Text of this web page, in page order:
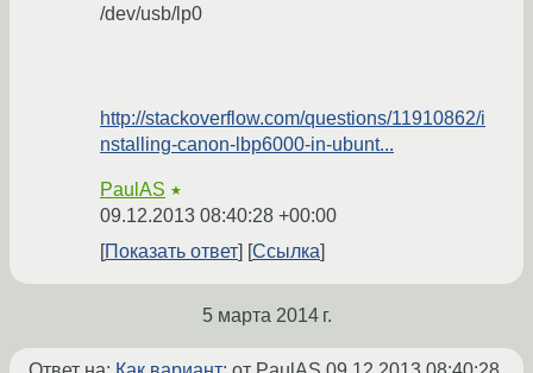
/dev/usb/lp0
http://stackoverflow.com/questions/11910862/i
nstalling-canon-lbp6000-in-ubunt...
PaulAS ★
09.12.2013 08:40:28 +00:00
Показать ответ
Ссылка
5 марта 2014 г.